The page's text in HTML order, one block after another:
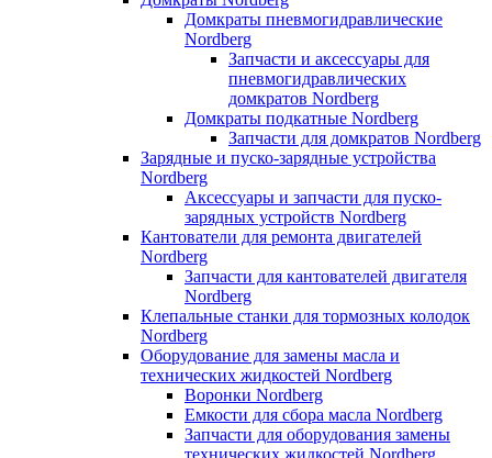
Домкраты пневмогидравлические
Nordberg
Запчасти и аксессуары для
пневмогидравлических
домкратов Nordberg
Домкраты подкатные Nordberg
Запчасти для домкратов Nordberg
Зарядные и пуско-зарядные устройства
Nordberg
Аксессуары и запчасти для пуско-
зарядных устройств Nordberg
Кантователи для ремонта двигателей
Nordberg
Запчасти для кантователей двигателя
Nordberg
Клепальные станки для тормозных колодок
Nordberg
Оборудование для замены масла и
технических жидкостей Nordberg
Воронки Nordberg
Емкости для сбора масла Nordberg
Запчасти для оборудования замены
технических жидкостей Nordberg